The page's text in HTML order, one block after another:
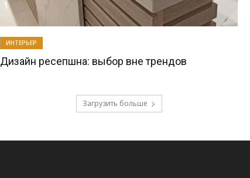
ИНТЕРЬЕР
Дизайн ресепшна: выбор вне трендов
Загрузить больше